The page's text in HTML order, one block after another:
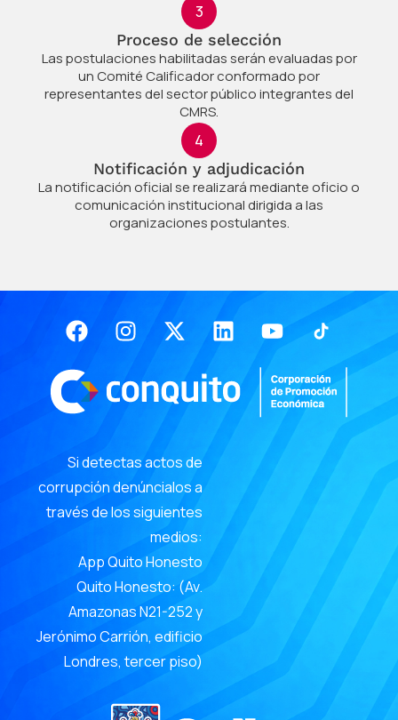
3
Proceso de selección
Las postulaciones habilitadas serán evaluadas por
un Comité Calificador conformado por
representantes del sector público integrantes del
CMRS.
4
Notificación y adjudicación
La notificación oficial se realizará mediante oficio o
comunicación institucional dirigida a las
organizaciones postulantes.
FacebookInstagram
X-
twitter
LinkedinYoutube
Si detectas actos de
corrupción denúncialos a
través de los siguientes
medios:
App Quito Honesto
Quito Honesto: (Av.
Amazonas N21-252 y
Jerónimo Carrión, edificio
Londres, tercer piso)